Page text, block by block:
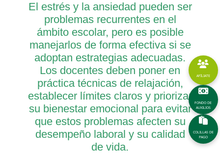
El estrés y la ansiedad pueden ser
problemas recurrentes en el
ámbito escolar, pero es posible
manejarlos de forma efectiva si se
adoptan estrategias adecuadas.
Los docentes deben poner en
práctica técnicas de relajación,
establecer límites claros y priorizar
su bienestar emocional para evitar
que estos problemas afecten su
desempeño laboral y su calidad
de vida.
AFÍLIATE
FONDO DE
AUXILIOS
COLILLAS DE
PAGO